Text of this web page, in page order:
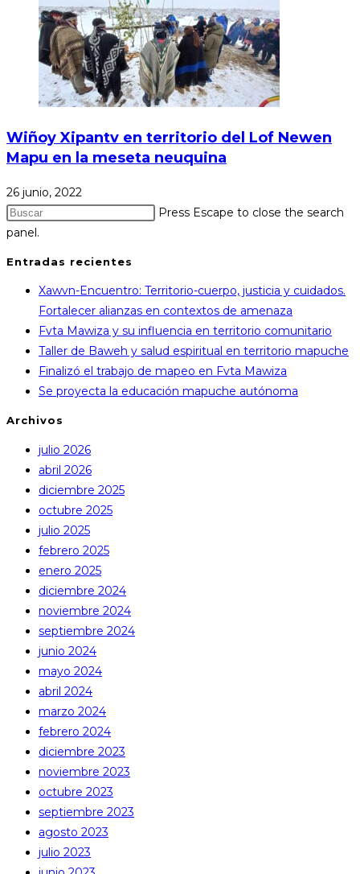
Wiñoy Xipantv en territorio del Lof Newen
Mapu en la meseta neuquina
26 junio, 2022
Press Escape to close the search
panel.
Entradas recientes
Xawvn-Encuentro: Territorio-cuerpo, justicia y cuidados.
Fortalecer alianzas en contextos de amenaza
Fvta Mawiza y su influencia en territorio comunitario
Taller de Baweh y salud espiritual en territorio mapuche
Finalizó el trabajo de mapeo en Fvta Mawiza
Se proyecta la educación mapuche autónoma
Archivos
julio 2026
abril 2026
diciembre 2025
octubre 2025
julio 2025
febrero 2025
enero 2025
diciembre 2024
noviembre 2024
septiembre 2024
junio 2024
mayo 2024
abril 2024
marzo 2024
febrero 2024
diciembre 2023
noviembre 2023
octubre 2023
septiembre 2023
agosto 2023
julio 2023